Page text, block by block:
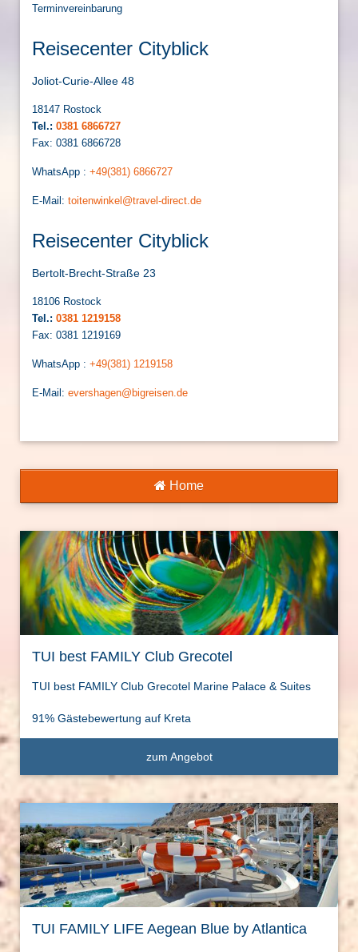
Terminvereinbarung
Reisecenter Cityblick
Joliot-Curie-Allee 48
18147 Rostock
Tel.: 0381 6866727
Fax: 0381 6866728
WhatsApp : +49(381) 6866727
E-Mail: toitenwinkel@travel-direct.de
Reisecenter Cityblick
Bertolt-Brecht-Straße 23
18106 Rostock
Tel.: 0381 1219158
Fax: 0381 1219169
WhatsApp : +49(381) 1219158
E-Mail: evershagen@bigreisen.de
Home
TUI best FAMILY Club Grecotel
TUI best FAMILY Club Grecotel Marine Palace & Suites
91% Gästebewertung auf Kreta
zum Angebot
TUI FAMILY LIFE Aegean Blue by Atlantica